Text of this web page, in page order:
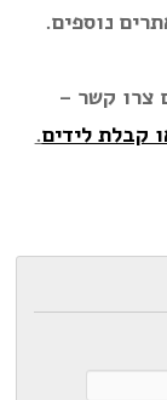
נוספים.
צרו קשר –
קבלת לידים.